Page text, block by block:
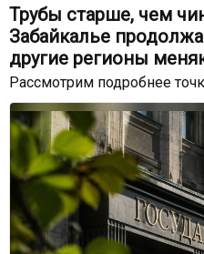
Трубы старше, чем
Забайкалье
другие регионы
Рассмотрим подробнее